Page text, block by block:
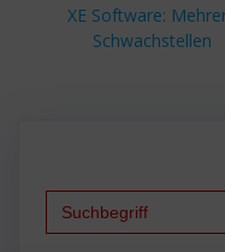
Beitrag:
XE Software:
Schwachstellen